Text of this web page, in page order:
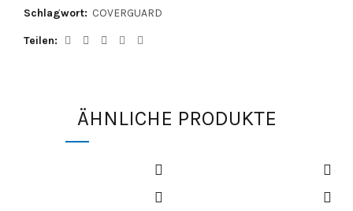
Schlagwort: COVERGUARD
Teilen
ÄHNLICHE PRODUKTE